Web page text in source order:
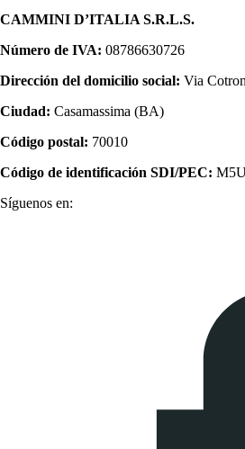
CAMMINI D’ITALIA S.R.L.S.
Número de IVA: 08786630726
Dirección del domicilio social: Via
Ciudad: Casamassima (BA)
Código postal: 70010
Código de identificación SDI/PEC:
Síguenos en: